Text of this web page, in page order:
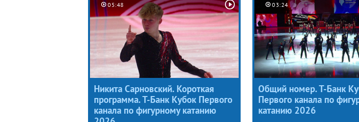
05:48
Никита Сарновский. Короткая
программа. Т-Банк Кубок Первого
канала по фигурному катанию
03:24
Общий номер. Т-Банк
Первого канала по
катанию 2026